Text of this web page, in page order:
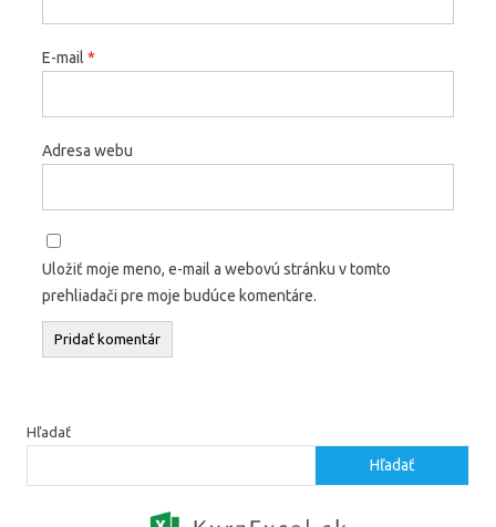
E-mail *
Adresa webu
Uložiť moje meno, e-mail a webovú stránku v tomto
prehliadači pre moje budúce komentáre.
Hľadať
Hľadať